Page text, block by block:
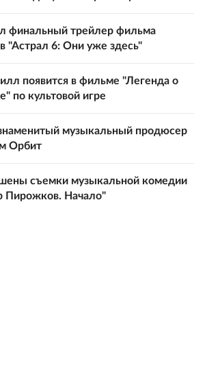
финальный трейлер фильма
"Астрал 6: Они уже здесь"
появится в фильме "Легенда о
по культовой игре
музыкальный продюсер
Орбит
съемки музыкальной комедии
Пирожков. Начало"